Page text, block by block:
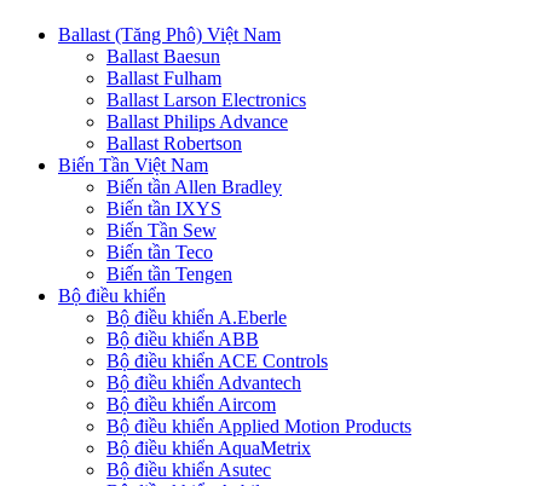
Ballast (Tăng Phô) Việt Nam
Ballast Baesun
Ballast Fulham
Ballast Larson Electronics
Ballast Philips Advance
Ballast Robertson
Biến Tần Việt Nam
Biến tần Allen Bradley
Biến tần IXYS
Biến Tần Sew
Biến tần Teco
Biến tần Tengen
Bộ điều khiển
Bộ điều khiển A.Eberle
Bộ điều khiển ABB
Bộ điều khiển ACE Controls
Bộ điều khiển Advantech
Bộ điều khiển Aircom
Bộ điều khiển Applied Motion Products
Bộ điều khiển AquaMetrix
Bộ điều khiển Asutec